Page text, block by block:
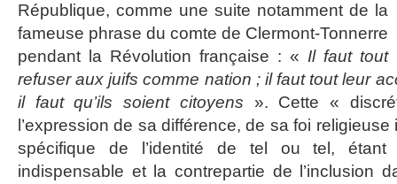
République, comme une suite notamment de la
fameuse phrase du comte de Clermont-Tonnerre
pendant la Révolution française : « Il faut tout
refuser aux juifs comme nation ; il faut tout leur
il faut qu’ils soient citoyens ». Cette «
l’expression de sa différence, de sa foi religieuse
spécifique de l’identité de tel ou tel,
indispensable et la contrepartie de l’inclusion